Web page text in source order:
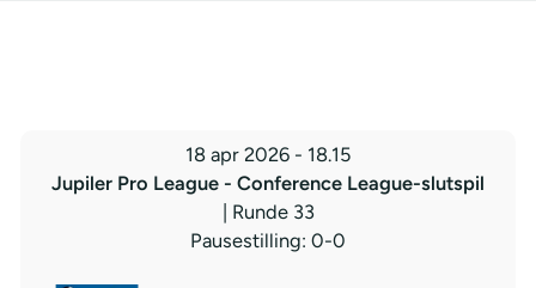
18 apr 2026 - 18.15
Jupiler Pro League - Conference League-slutspil
| Runde 33
Pausestilling: 0-0